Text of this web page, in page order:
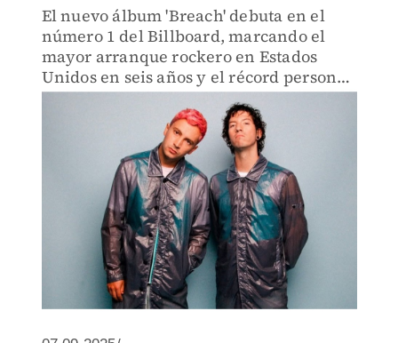
El nuevo álbum 'Breach' debuta en el
número 1 del Billboard, marcando el
mayor arranque rockero en Estados
Unidos en seis años y el récord personal
más alto de la banda.